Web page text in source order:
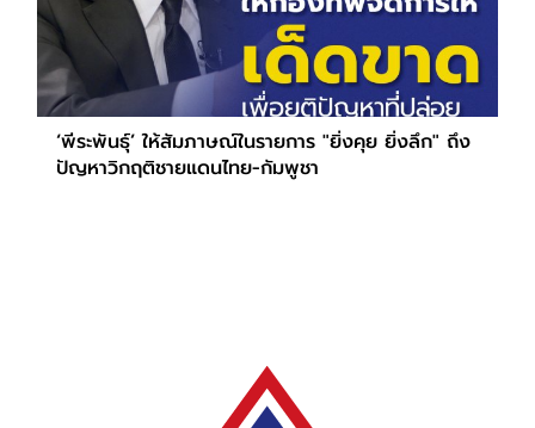
‘พีระพันธุ์’ ให้สัมภาษณ์ในรายการ "ยิ่งคุย ยิ่งลึก" ถึง
ปัญหาวิกฤติชายแดนไทย-กัมพูชา